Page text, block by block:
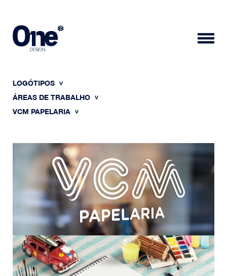
LOGÓTIPOS
ÁREAS DE TRABALHO
VCM PAPELARIA